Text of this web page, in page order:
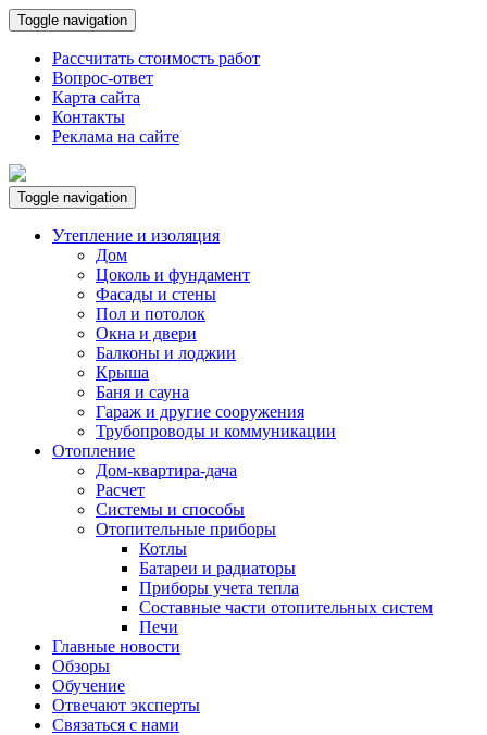
Toggle navigation
Рассчитать стоимость работ
Вопрос-ответ
Карта сайта
Контакты
Реклама на сайте
Toggle navigation
Утепление и изоляция
Дом
Цоколь и фундамент
Фасады и стены
Пол и потолок
Окна и двери
Балконы и лоджии
Крыша
Баня и сауна
Гараж и другие сооружения
Трубопроводы и коммуникации
Отопление
Дом-квартира-дача
Расчет
Системы и способы
Отопительные приборы
Котлы
Батареи и радиаторы
Приборы учета тепла
Составные части отопительных систем
Печи
Главные новости
Обзоры
Обучение
Отвечают эксперты
Связаться с нами